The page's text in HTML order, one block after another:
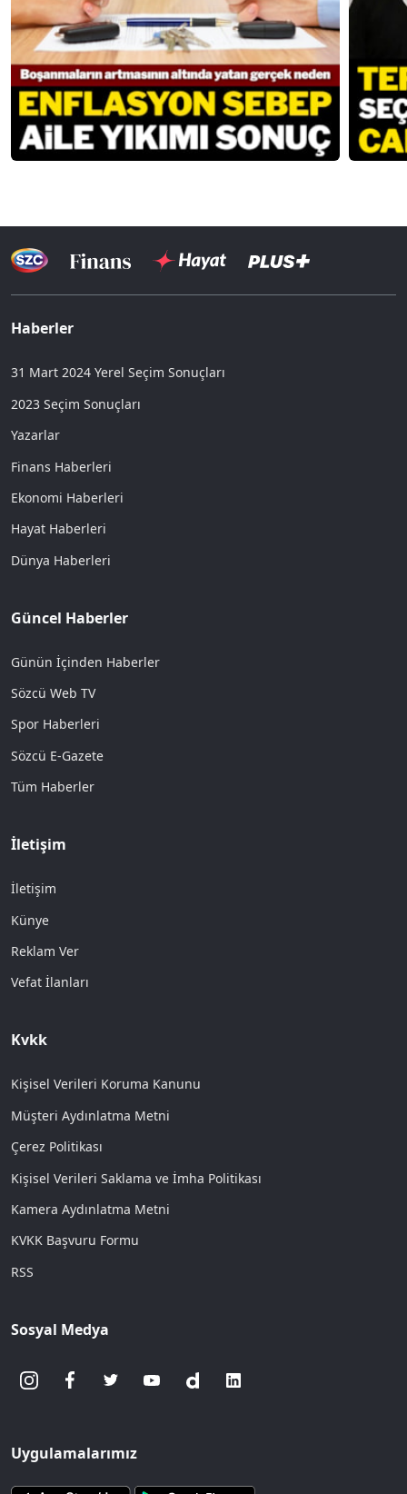
Haberler
31 Mart 2024 Yerel Seçim Sonuçları
2023 Seçim Sonuçları
Yazarlar
Finans Haberleri
Ekonomi Haberleri
Hayat Haberleri
Dünya Haberleri
Güncel Haberler
Günün İçinden Haberler
Sözcü Web TV
Spor Haberleri
Sözcü E-Gazete
Tüm Haberler
İletişim
İletişim
Künye
Reklam Ver
Vefat İlanları
Kvkk
Kişisel Verileri Koruma Kanunu
Müşteri Aydınlatma Metni
Çerez Politikası
Kişisel Verileri Saklama ve İmha Politikası
Kamera Aydınlatma Metni
KVKK Başvuru Formu
RSS
Sosyal Medya
Uygulamalarımız